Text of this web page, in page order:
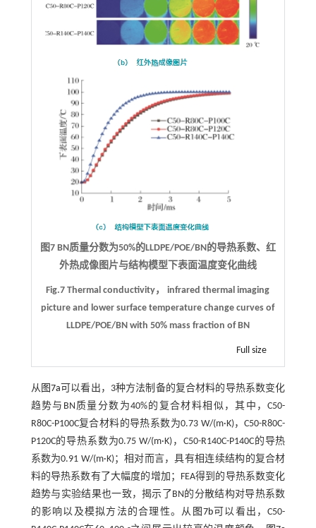
图7 BN质量分数为50%的LLDPE/POE/BN的导热系数、红
外热成像图片与结构模型下表面温度变化曲线
Fig.7 Thermal conductivity， infrared thermal imaging
picture and lower surface temperature change curves of
LLDPE/POE/BN with 50% mass fraction of BN
Full size
从图7a 可以看出，3种方法制备的复合材料的导热系数变化
趋势与BN质量分数为40%的复合材料相似，其中，C50-
R80C-P100C复合材料的导热系数为0.73 W/(m·K)，C50-R80C-
P120C的导热系数为0.75 W/(m·K)，C50-R140C-P140C的导热
系数为0.91 W/(m·K)；相对而言，具有相连续结构的复合材
料的导热系数有了大幅度的增加；FEA得到的导热系数变化
趋势与实验结果也一致，揭示了BN的分散结构对导热系数
的影响以及模拟方法的合理性。从 图7b可以看出，C50-